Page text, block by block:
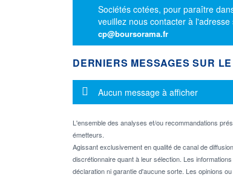
Sociétés cotées, pour paraître
veuillez nous contacter à l'adresse
cp@boursorama.fr
DERNIERS MESSAGES SUR
Message d'information
Aucun message à afficher
L'ensemble des analyses et/ou recommandations
émetteurs.
Agissant exclusivement en qualité de canal de
discrétionnaire quant à leur sélection. Les
déclaration ni garantie d'aucune sorte. Les opinions